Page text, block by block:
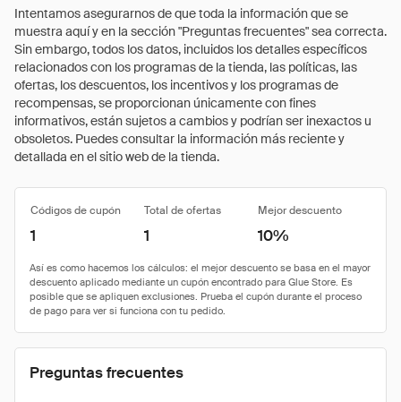
Intentamos asegurarnos de que toda la información que se
muestra aquí y en la sección "Preguntas frecuentes" sea correcta.
Sin embargo, todos los datos, incluidos los detalles específicos
relacionados con los programas de la tienda, las políticas, las
ofertas, los descuentos, los incentivos y los programas de
recompensas, se proporcionan únicamente con fines
informativos, están sujetos a cambios y podrían ser inexactos u
obsoletos. Puedes consultar la información más reciente y
detallada en el sitio web de la tienda.
Códigos de cupón Total de ofertas Mejor descuento
1 1 10%
Preguntas frecuentes